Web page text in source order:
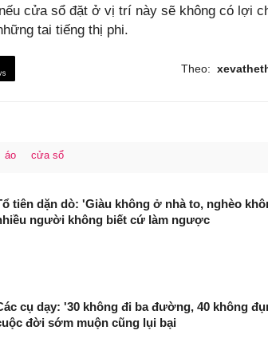
cửa sổ đặt ở vị trí này sẽ không có lợi
tai tiếng thị phi.
Theo:
áo cửa sổ
tiên dặn dò: 'Giàu không ở nhà to, nghèo
người không biết cứ làm ngược
cụ dạy: '30 không đi ba đường, 40 không
đời sớm muộn cũng lụi bại